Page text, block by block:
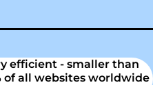
efficient - smaller than
of all websites worldwide